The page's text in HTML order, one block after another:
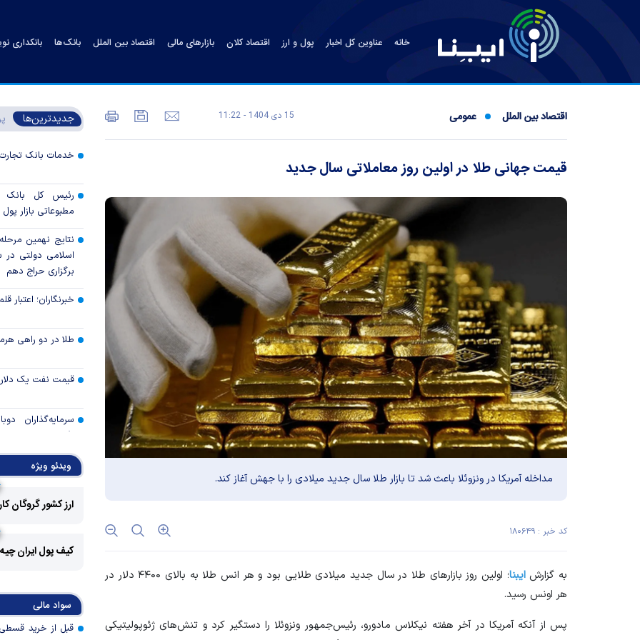
خانه عناوین کل اخبار پول و ارز اقتصاد کلان بازارهای مالی اقتصاد بین الملل بانک‌ها بانکداری
اقتصاد بین الملل عمومی 15 دی 1404 - 11:22
قیمت جهانی طلا در اولین روز معاملاتی سال جدید
مداخله آمریکا در ونزوئلا باعث شد تا بازار طلا سال جدید میلادی را با جهش آغاز کند.
کد خبر : ۱۸۰۶۴۹
به گزارشایبنا
؛ اولین روز بازار‌های طلا در سال جدید میلادی طلایی بود و هر انس طلا به بالای ۴۴۰۰ دلار در
هر اونس رسید.
پس از آنکه آمریکا در آخر هفته نیکلاس مادورو، رئیس‌جمهور ونزوئلا را دستگیر کرد و تنش‌های ژئوپولیتیکی
جدیدترین‌ها
خدمات بانک
رئیس کل بانک
مطبوعاتی بازار پول
نتایج نهمین
برگزاری حراج دهم
خبرنگاران؛ اعتبار
طلا در دو راهی
قیمت نفت یک دلار
سرمایه‌گذاران
رفتند
شوک جدید در بازار
تأمین مالی
چگونه دیپلماسی
صیانت از
بیمه‌ای؛ ضرورتی
عمومی و پایداری
ویدئو ویژه
ارز کشور گروگان
کیف پول ایران
سواد مالی